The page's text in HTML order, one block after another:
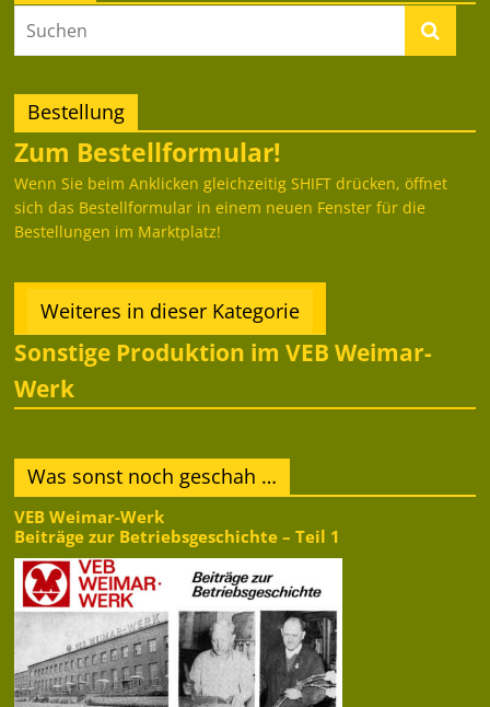
Bestellung
Zum Bestellformular!
Wenn Sie beim Anklicken gleichzeitig SHIFT drücken, öffnet
sich das Bestellformular in einem neuen Fenster für die
Bestellungen im Marktplatz!
Weiteres in dieser Kategorie
Sonstige Produktion im VEB Weimar-
Werk
Was sonst noch geschah …
VEB Weimar-Werk
Beiträge zur Betriebsgeschichte – Teil 1